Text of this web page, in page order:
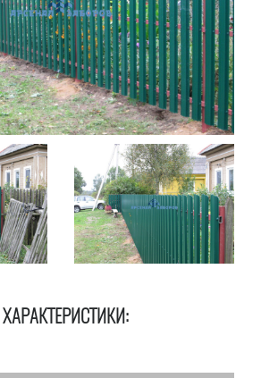
ХАРАКТЕРИСТИКИ: